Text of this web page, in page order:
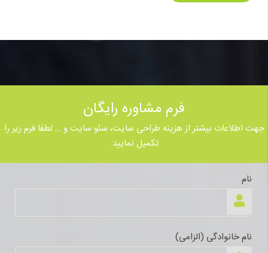
فرم مشاوره رایگان
جهت اطلاعات بیشتر از هزینه طراحی سایت، سئو سایت و … لطفا فرم زیر را
تکمیل نمایید.
نام
نام خانوادگی (الزامی)